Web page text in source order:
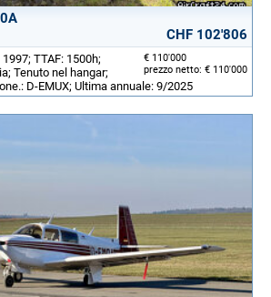
CHF 102'806
€ 110'000
prezzo netto: € 110'000
TTAF: 1500h;
Tenuto nel hangar;
D-EMUX; Ultima annuale: 9/2025